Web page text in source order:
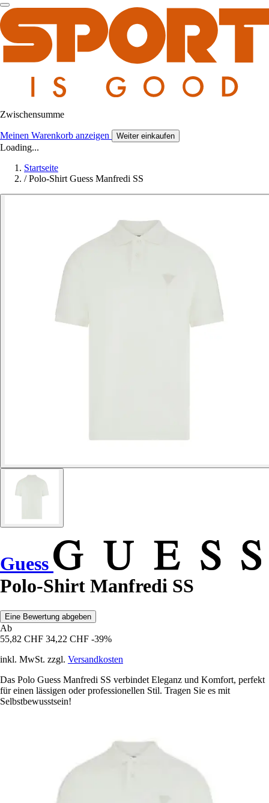
Zwischensumme
Meinen Warenkorb anzeigen Weiter einkaufen
Loading...
Startseite
/ Polo-Shirt Guess Manfredi SS
Guess
Polo-Shirt Manfredi SS
Eine Bewertung abgeben
Ab
55,82 CHF 34,22 CHF -39%
inkl. MwSt. zzgl. Versandkosten
Das Polo Guess Manfredi SS verbindet Eleganz und Komfort, perfekt
für einen lässigen oder professionellen Stil. Tragen Sie es mit
Selbstbewusstsein!